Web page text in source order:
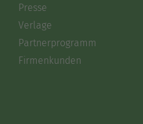
Presse
Verlage
Partnerprogramm
Firmenkunden